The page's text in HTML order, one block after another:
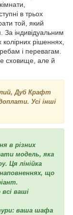
в трьох
той, який
індивідуальним
рішеннях,
і перевагам.
сховище, але й
Дуб Крафт
Усі інші
в різних
модель, яка
Ця лінійка
що
ваші
ваша шафа